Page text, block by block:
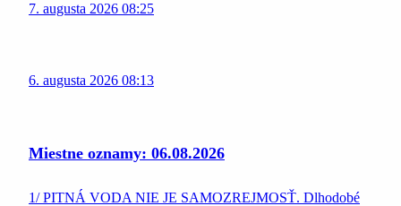
7. augusta 2026 08:25
6. augusta 2026 08:13
Miestne oznamy: 06.08.2026
1/ PITNÁ VODA NIE JE SAMOZREJMOSŤ. Dlhodobé